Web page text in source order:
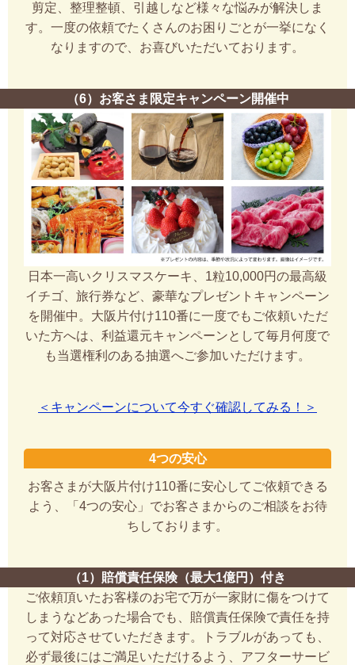
剪定、整理整頓、引越しなど様々な悩みが解決しま
す。一度の依頼でたくさんのお困りごとが一挙になく
なりますので、お喜びいただいております。
（6）お客さま限定キャンペーン開催中
日本一高いクリスマスケーキ、1粒10,000円の最高級
イチゴ、旅行券など、豪華なプレゼントキャンペーン
を開催中。大阪片付け110番に一度でもご依頼いただ
いた方へは、利益還元キャンペーンとして毎月何度で
も当選権利のある抽選へご参加いただけます。
＜キャンペーンについて今すぐ確認してみる！＞
4つの安心
お客さまが大阪片付け110番に安心してご依頼できる
よう、「4つの安心」でお客さまからのご相談をお待
ちしております。
（1）賠償責任保険（最大1億円）付き
ご依頼頂いたお客様のお宅で万が一家財に傷をつけて
しまうなどあった場合でも、賠償責任保険で責任を持
って対応させていただきます。トラブルがあっても、
必ず最後にはご満足いただけるよう、アフターサービ